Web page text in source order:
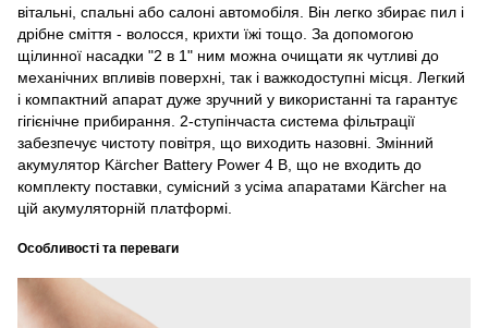
вітальні, спальні або салоні автомобіля. Він легко збирає пил і
дрібне сміття - волосся, крихти їжі тощо. За допомогою
щілинної насадки "2 в 1" ним можна очищати як чутливі до
механічних впливів поверхні, так і важкодоступні місця. Легкий
і компактний апарат дуже зручний у використанні та гарантує
гігієнічне прибирання. 2-ступінчаста система фільтрації
забезпечує чистоту повітря, що виходить назовні. Змінний
акумулятор Kärcher Battery Power 4 В, що не входить до
комплекту поставки, сумісний з усіма апаратами Kärcher на
цій акумуляторній платформі.
Особливості та переваги